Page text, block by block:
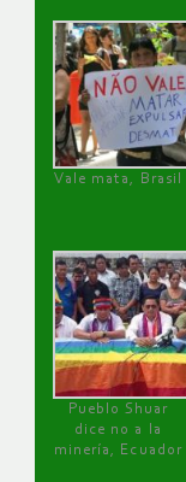
Vale mata, Brasil
Pueblo Shuar
dice no a la
minería, Ecuador